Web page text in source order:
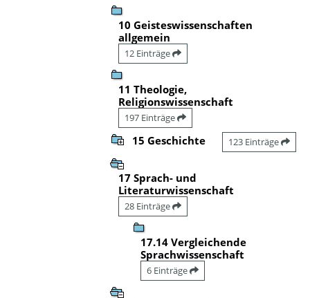
10 Geisteswissenschaften
allgemein
12 Einträge
11 Theologie,
Religionswissenschaft
197 Einträge
15 Geschichte 123 Einträge
17 Sprach- und
Literaturwissenschaft
28 Einträge
17.14 Vergleichende
Sprachwissenschaft
6 Einträge